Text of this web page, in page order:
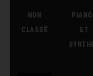
NON
CLASSÉ
ET